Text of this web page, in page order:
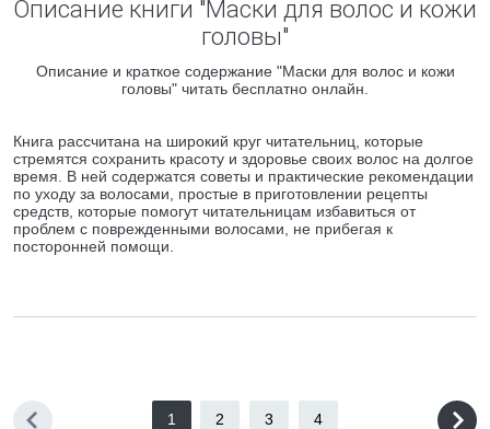
Описание книги "Маски для волос и кожи
головы"
Описание и краткое содержание "Маски для волос и кожи
головы" читать бесплатно онлайн.
Книга рассчитана на широкий круг читательниц, которые
стремятся сохранить красоту и здоровье своих волос на долгое
время. В ней содержатся советы и практические рекомендации
по уходу за волосами, простые в приготовлении рецепты
средств, которые помогут читательницам избавиться от
проблем с поврежденными волосами, не прибегая к
посторонней помощи.
1 2 3 4